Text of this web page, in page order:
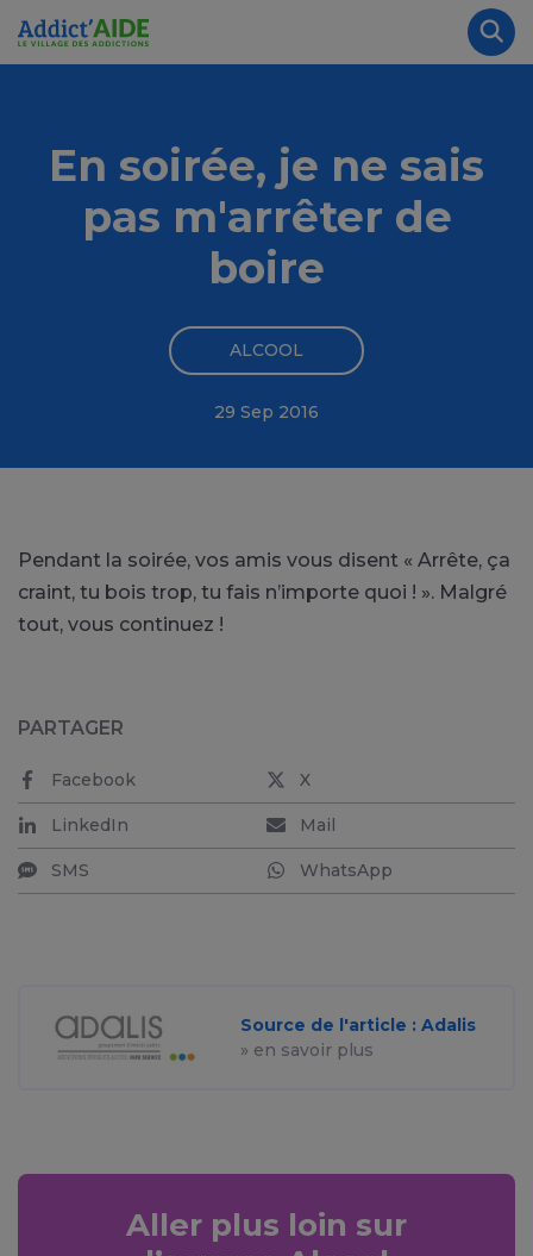
Aller au contenu principal
En soirée, je ne sais
pas m'arrêter de
boire
ALCOOL
29 Sep 2016
Pendant la soirée, vos amis vous disent « Arrête, ça
craint, tu bois trop, tu fais n’importe quoi ! ». Malgré
tout, vous continuez !
PARTAGER
Facebook X
LinkedIn Mail
SMS WhatsApp
Source de l'article : Adalis
» en savoir plus
Aller plus loin sur
Panneau de gestion des cookies